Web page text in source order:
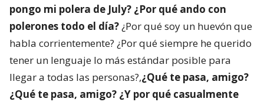
pongo mi polera de July? ¿Por qué ando con
polerones todo el día?¿Por qué soy un huevón que
habla corrientemente? ¿Por qué siempre he querido
tener un lenguaje lo más estándar posible para
llegar a todas las personas?,¿Qué te pasa, amigo?
¿Qué te pasa, amigo? ¿Y por qué casualmente